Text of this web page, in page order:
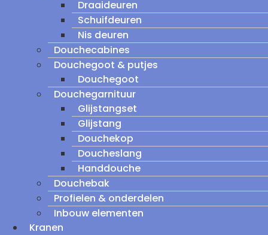
Draaideuren
Schuifdeuren
Nis deuren
Douchecabines
Douchegoot & putjes
Douchegoot
Douchegarnituur
Glijstangset
Glijstang
Douchekop
Doucheslang
Handdouche
Douchebak
Profielen & onderdelen
Inbouw elementen
Kranen